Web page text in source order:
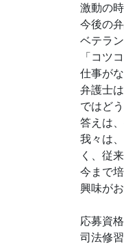
激動の
今後の
ベテラ
「コツ
仕事が
弁護士
ではど
答えは
我々は
く、従
今まで
興味が
応募資格
司法修